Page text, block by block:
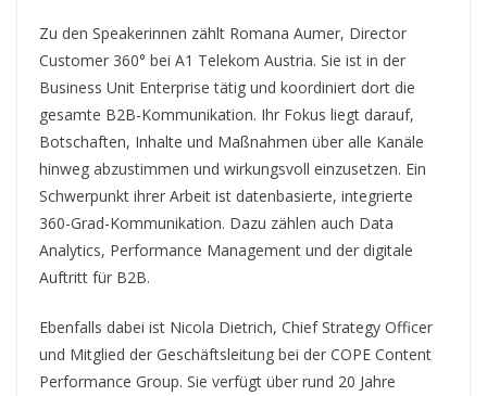
Zu den Speakerinnen zählt Romana Aumer, Director
Customer 360° bei A1 Telekom Austria. Sie ist in der
Business Unit Enterprise tätig und koordiniert dort die
gesamte B2B-Kommunikation. Ihr Fokus liegt darauf,
Botschaften, Inhalte und Maßnahmen über alle Kanäle
hinweg abzustimmen und wirkungsvoll einzusetzen. Ein
Schwerpunkt ihrer Arbeit ist datenbasierte, integrierte
360-Grad-Kommunikation. Dazu zählen auch Data
Analytics, Performance Management und der digitale
Auftritt für B2B.
Ebenfalls dabei ist Nicola Dietrich, Chief Strategy Officer
und Mitglied der Geschäftsleitung bei der COPE Content
Performance Group. Sie verfügt über rund 20 Jahre